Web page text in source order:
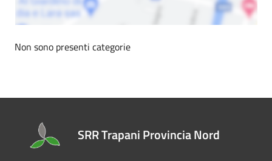
Non sono presenti categorie
SRR Trapani Provincia Nord